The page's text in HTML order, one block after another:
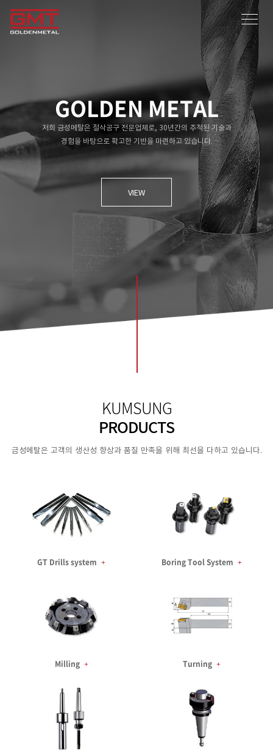
GOLDEN METAL
저희 금성메탈은 절삭공구 전문업체로, 30년간의 추척된 기술과
경험을 바탕으로 확고한 기반을 마련하고 있습니다.
VIEW
KUMSUNG
PRODUCTS
금성메탈은 고객의 생산성 향상과 품질 만족을 위해 최선을 다하고 있습니다.
GT Drills system + Boring Tool System +
Milling + Turning +